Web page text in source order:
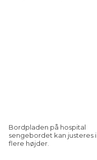
Bordpladen på hospital
sengebordet kan justeres i
flere højder.